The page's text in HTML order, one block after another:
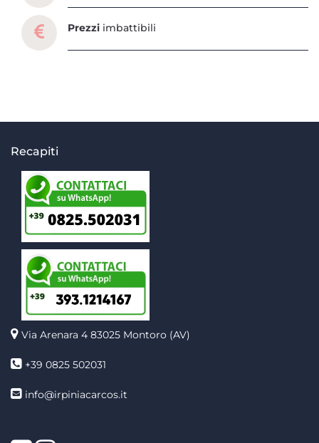
Prezzi imbattibili
Recapiti
Via Arenara 4 83025 Montoro (AV)
+39 0825 502031
info@irpiniacarcos.it